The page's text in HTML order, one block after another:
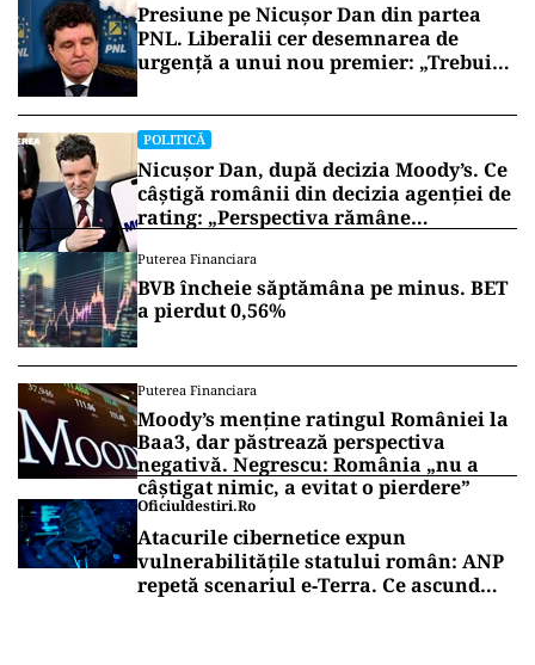
Presiune pe Nicușor Dan din partea
PNL. Liberalii cer desemnarea de
urgență a unui nou premier: „Trebuie
POLITICĂ
Nicușor Dan, după decizia Moody’s. Ce
câștigă românii din decizia agenției de
rating: „Perspectiva rămâne
Puterea Financiara
BVB încheie săptămâna pe minus. BET
a pierdut 0,56%
Puterea Financiara
Moody’s menține ratingul României la
Baa3, dar păstrează perspectiva
negativă. Negrescu: România „nu a
câștigat nimic, a evitat o pierdere”
Oficiuldestiri.ro
Atacurile cibernetice expun
vulnerabilitățile statului român: ANP
repetă scenariul e‑Terra. Ce ascund